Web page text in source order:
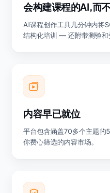
会构建课程的AI,而
AI课程创作工具几分钟内将
结构化培训 — 还附带测验和
内容早已就位
平台包含涵盖70多个主题
你费心筛选的内容市场。